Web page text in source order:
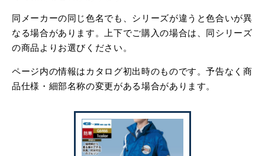
同メーカーの同じ色名でも、シリーズが違うと色合いが異
なる場合があります。上下でご購入の場合は、同シリーズ
の商品よりお選びください。
ページ内の情報はカタログ初出時のものです。予告なく商
品仕様・細部名称の変更がある場合があります。